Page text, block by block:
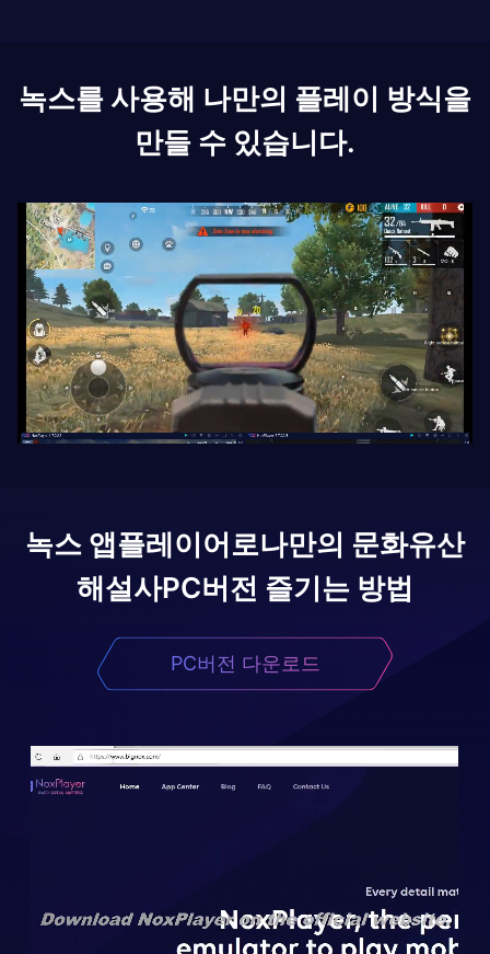
녹스를 사용해 나만의 플레이 방식을
만들 수 있습니다.
녹스 앱플레이어로나만의 문화유산
해설사PC버전 즐기는 방법
PC버전 다운로드